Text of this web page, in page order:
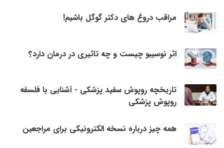
مراقب دروغ های دکتر گوگل باشیم!
اثر نوسیبو چیست و چه تاثیری در درمان دارد؟
تاریخچه روپوش سفید پزشکی - آشنایی با فلسفه
روپوش پزشکی
همه چیز درباره نسخه الکترونیکی برای مراجعین